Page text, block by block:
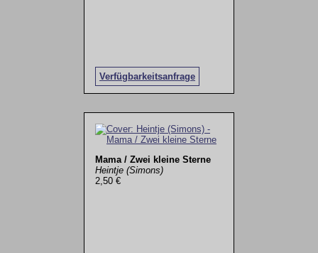
Verfügbarkeitsanfrage
Mama / Zwei kleine Sterne
Heintje (Simons)
2,50 €